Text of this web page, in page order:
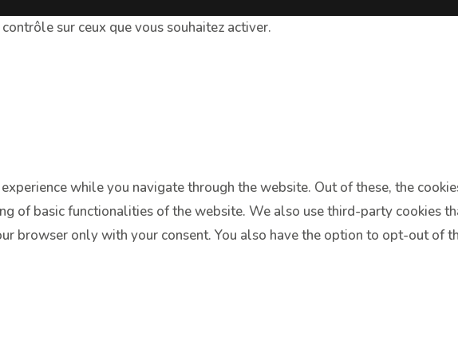
sur ceux que vous souhaitez activer.
while you navigate through the website. Out of these, the
of basic functionalities of the website. We also use third-party cookies
browser only with your consent. You also have the option to opt-out of